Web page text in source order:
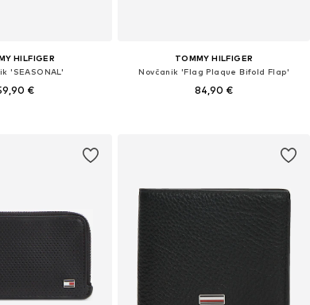
HILFIGER
'SEASONAL'
€
TOMMY HILFIGER
Novčanik 'Flag Plaque Bifold Flap'
84,90 €